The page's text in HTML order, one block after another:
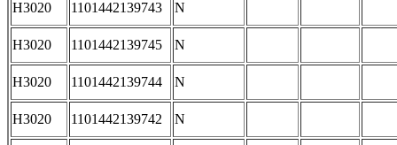
H3020 1101442139743 N
H3020 1101442139745 N
H3020 1101442139744 N
H3020 1101442139742 N